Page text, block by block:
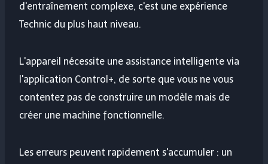
d'entraînement complexe, c'est une expérience
Technic du plus haut niveau.
L'appareil nécessite une assistance intelligente via
l'application Control+, de sorte que vous ne vous
contentez pas de construire un modèle mais de
créer une machine fonctionnelle.
Les erreurs peuvent rapidement s'accumuler : un